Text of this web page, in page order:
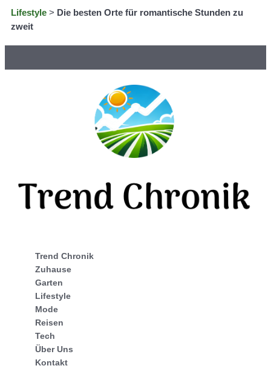
Lifestyle > Die besten Orte für romantische Stunden zu
zweit
Trend Chronik
Zuhause
Garten
Lifestyle
Mode
Reisen
Tech
Über Uns
Kontakt